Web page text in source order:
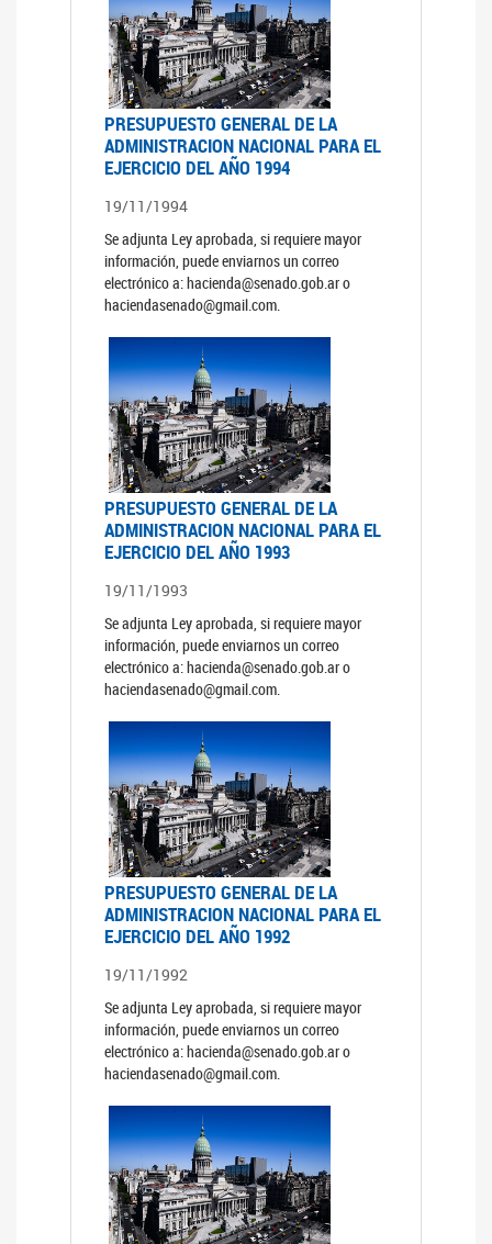
PRESUPUESTO GENERAL DE LA
ADMINISTRACION NACIONAL PARA EL
EJERCICIO DEL AÑO 1994
19/11/1994
Se adjunta Ley aprobada, si requiere mayor
información, puede enviarnos un correo
electrónico a: hacienda@senado.gob.ar o
haciendasenado@gmail.com.
PRESUPUESTO GENERAL DE LA
ADMINISTRACION NACIONAL PARA EL
EJERCICIO DEL AÑO 1993
19/11/1993
Se adjunta Ley aprobada, si requiere mayor
información, puede enviarnos un correo
electrónico a: hacienda@senado.gob.ar o
haciendasenado@gmail.com.
PRESUPUESTO GENERAL DE LA
ADMINISTRACION NACIONAL PARA EL
EJERCICIO DEL AÑO 1992
19/11/1992
Se adjunta Ley aprobada, si requiere mayor
información, puede enviarnos un correo
electrónico a: hacienda@senado.gob.ar o
haciendasenado@gmail.com.